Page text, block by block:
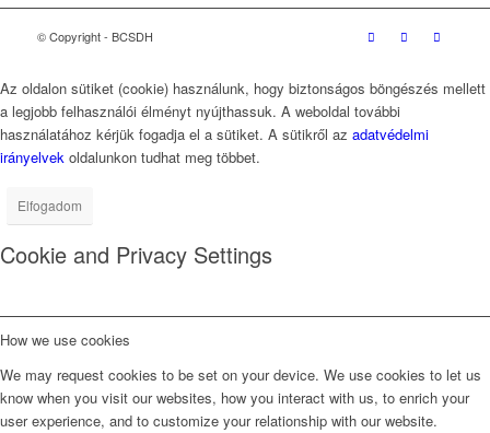
© Copyright - BCSDH
Az oldalon sütiket (cookie) használunk, hogy biztonságos böngészés mellett
a legjobb felhasználói élményt nyújthassuk. A weboldal további
használatához kérjük fogadja el a sütiket. A sütikről az adatvédelmi
irányelvek oldalunkon tudhat meg többet.
Elfogadom
Cookie and Privacy Settings
How we use cookies
We may request cookies to be set on your device. We use cookies to let us
know when you visit our websites, how you interact with us, to enrich your
user experience, and to customize your relationship with our website.